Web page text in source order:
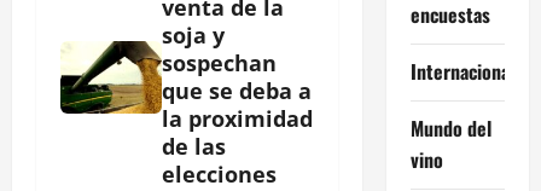
venta de la
soja y
sospechan
que se deba a
la proximidad
de las
elecciones
encuestas
Internacional
Mundo del
vino